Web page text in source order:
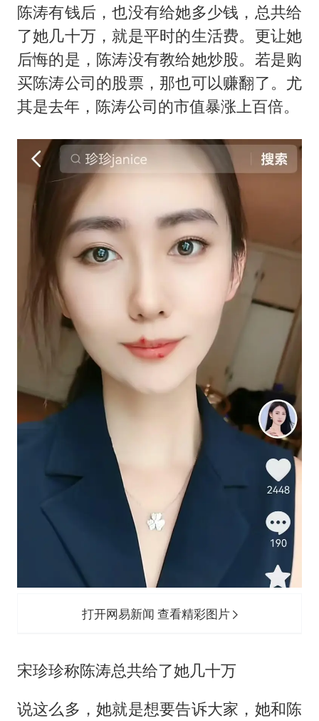
陈涛有钱后，也没有给她多少钱，总共给
了她几十万，就是平时的生活费。更让她
后悔的是，陈涛没有教给她炒股。若是购
买陈涛公司的股票，那也可以赚翻了。尤
其是去年，陈涛公司的市值暴涨上百倍。
打开网易新闻 查看精彩图片
宋珍珍称陈涛总共给了她几十万
说这么多，她就是想要告诉大家，她和陈